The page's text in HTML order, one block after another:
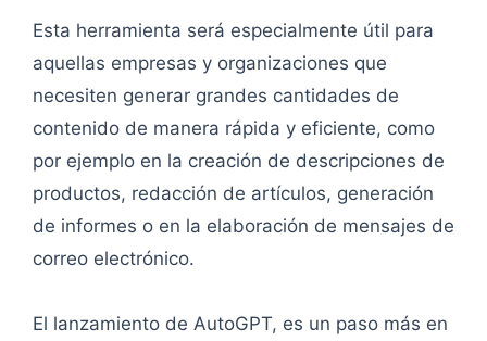
Esta herramienta será especialmente útil para
aquellas empresas y organizaciones que
necesiten generar grandes cantidades de
contenido de manera rápida y eficiente, como
por ejemplo en la creación de descripciones de
productos, redacción de artículos, generación
de informes o en la elaboración de mensajes de
correo electrónico.
El lanzamiento de AutoGPT, es un paso más en